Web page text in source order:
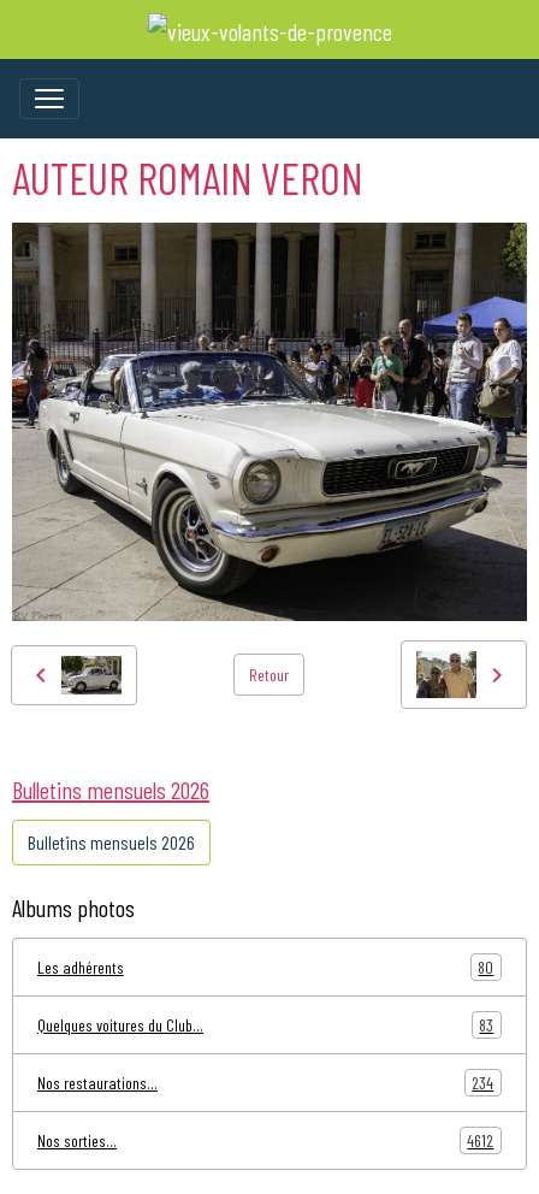
AUTEUR ROMAIN VERON
Retour
Bulletins mensuels 2026
Bulletins mensuels 2026
Albums photos
Les adhérents 80
Quelques voitures du Club... 83
Nos restaurations... 234
Nos sorties... 4612